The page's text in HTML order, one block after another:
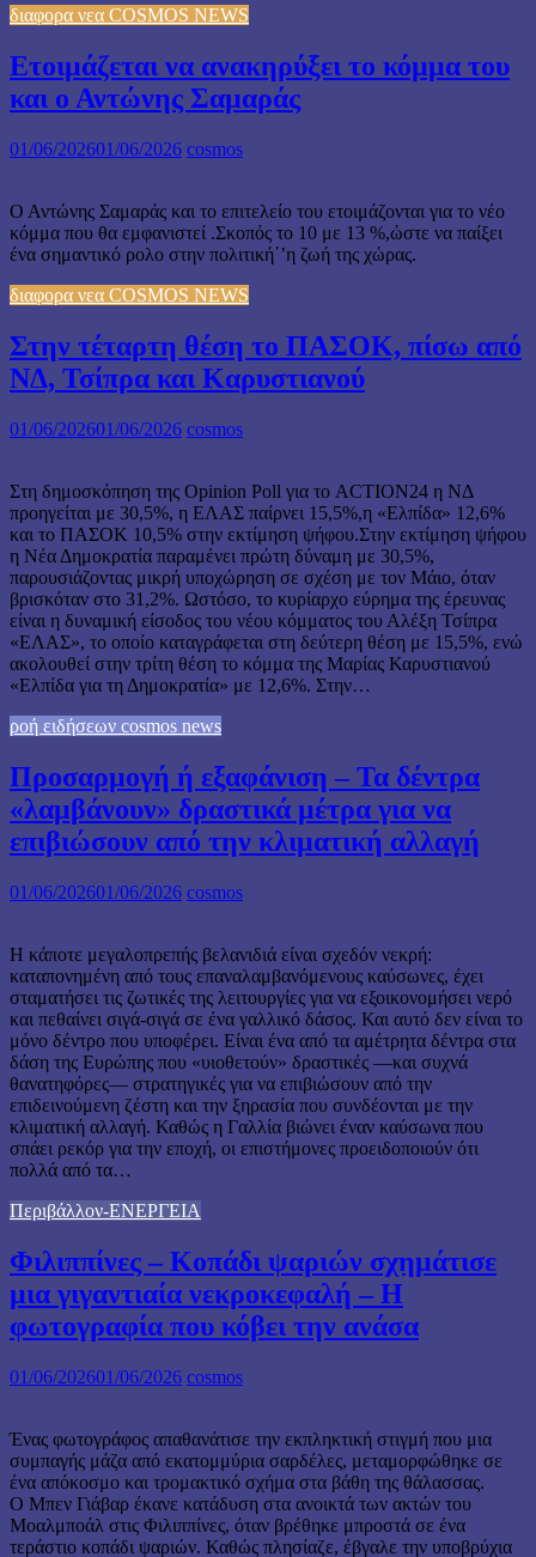
διαφορα νεα COSMOS NEWS
Ετοιμάζεται να ανακηρύξει το κόμμα του
και ο Αντώνης Σαμαράς
01/06/202601/06/2026 cosmos
Ο Αντώνης Σαμαράς και το επιτελείο του ετοιμάζονται για το νέο
κόμμα που θα εμφανιστεί .Σκοπός το 10 με 13 %,ώστε να παίξει
ένα σημαντικό ρολο στην πολιτική΄’η ζωή της χώρας.
διαφορα νεα COSMOS NEWS
Στην τέταρτη θέση το ΠΑΣΟΚ, πίσω από
ΝΔ, Τσίπρα και Καρυστιανού
01/06/202601/06/2026 cosmos
Στη δημοσκόπηση της Opinion Poll για το ACTION24 η ΝΔ
προηγείται με 30,5%, η ΕΛΑΣ παίρνει 15,5%,η «Ελπίδα» 12,6%
και το ΠΑΣΟΚ 10,5% στην εκτίμηση ψήφου.Στην εκτίμηση ψήφου
η Νέα Δημοκρατία παραμένει πρώτη δύναμη με 30,5%,
παρουσιάζοντας μικρή υποχώρηση σε σχέση με τον Μάιο, όταν
βρισκόταν στο 31,2%. Ωστόσο, το κυρίαρχο εύρημα της έρευνας
είναι η δυναμική είσοδος του νέου κόμματος του Αλέξη Τσίπρα
«ΕΛΑΣ», το οποίο καταγράφεται στη δεύτερη θέση με 15,5%, ενώ
ακολουθεί στην τρίτη θέση το κόμμα της Μαρίας Καρυστιανού
«Ελπίδα για τη Δημοκρατία» με 12,6%. Στην…
ροή ειδήσεων cosmos news
Προσαρμογή ή εξαφάνιση – Τα δέντρα
«λαμβάνουν» δραστικά μέτρα για να
επιβιώσουν από την κλιματική αλλαγή
01/06/202601/06/2026 cosmos
Η κάποτε μεγαλοπρεπής βελανιδιά είναι σχεδόν νεκρή:
καταπονημένη από τους επαναλαμβανόμενους καύσωνες, έχει
σταματήσει τις ζωτικές της λειτουργίες για να εξοικονομήσει νερό
και πεθαίνει σιγά-σιγά σε ένα γαλλικό δάσος. Και αυτό δεν είναι το
μόνο δέντρο που υποφέρει. Είναι ένα από τα αμέτρητα δέντρα στα
δάση της Ευρώπης που «υιοθετούν» δραστικές —και συχνά
θανατηφόρες— στρατηγικές για να επιβιώσουν από την
επιδεινούμενη ζέστη και την ξηρασία που συνδέονται με την
κλιματική αλλαγή. Καθώς η Γαλλία βιώνει έναν καύσωνα που
σπάει ρεκόρ για την εποχή, οι επιστήμονες προειδοποιούν ότι
πολλά από τα…
Περιβάλλον-ΕΝΕΡΓΕΙΑ
Φιλιππίνες – Κοπάδι ψαριών σχημάτισε
μια γιγαντιαία νεκροκεφαλή – Η
φωτογραφία που κόβει την ανάσα
01/06/202601/06/2026 cosmos
Ένας φωτογράφος απαθανάτισε την εκπληκτική στιγμή που μια
συμπαγής μάζα από εκατομμύρια σαρδέλες, μεταμορφώθηκε σε
ένα απόκοσμο και τρομακτικό σχήμα στα βάθη της θάλασσας.
Ο Μπεν Γιάβαρ έκανε κατάδυση στα ανοικτά των ακτών του
Μοαλμποάλ στις Φιλιππίνες, όταν βρέθηκε μπροστά σε ένα
τεράστιο κοπάδι ψαριών. Καθώς πλησίαζε, έβγαλε την υποβρύχια